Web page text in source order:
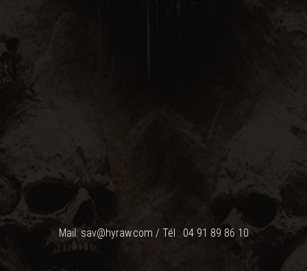
Mail: sav@hyraw.com / Tél : 04 91 89 86 10